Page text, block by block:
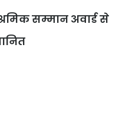
सम्मान अवार्ड से